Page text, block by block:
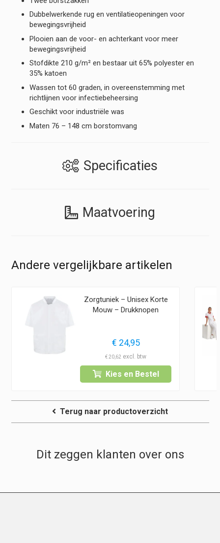
Dubbelwerkende rug en ventilatieopeningen voor
bewegingsvrijheid
Plooien aan de voor- en achterkant voor meer
bewegingsvrijheid
Stofdikte 210 g/m² en bestaar uit 65% polyester en
35% katoen
Wassen tot 60 graden, in overeenstemming met
richtlijnen voor infectiebeheersing
Geschikt voor industriële was
Maten 76 – 148 cm borstomvang
Specificaties
Maatvoering
Andere vergelijkbare artikelen
Zorgtuniek – Unisex Korte
Mouw – Drukknopen
€ 24,95
€20,62
Kies en Bestel
Terug naar productoverzicht
Dit zeggen klanten over ons